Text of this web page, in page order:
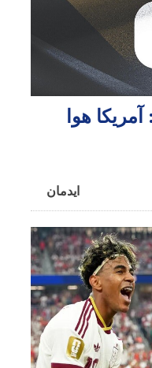
دنیا چمپیوناتی-۲۰۲۶: آمریکا هوا
ایدمان